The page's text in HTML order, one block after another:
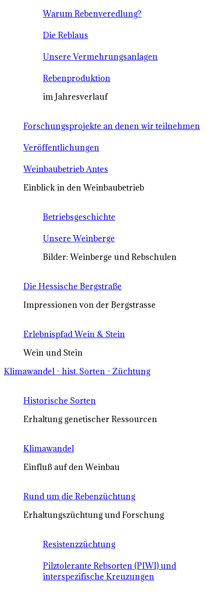
Warum Rebenveredlung?
Die Reblaus
Unsere Vermehrungsanlagen
Rebenproduktion
im Jahresverlauf
Forschungsprojekte an denen wir teilnehmen
Veröffentlichungen
Weinbaubetrieb Antes
Einblick in den Weinbaubetrieb
Betriebsgeschichte
Unsere Weinberge
Bilder: Weinberge und Rebschulen
Die Hessische Bergstraße
Impressionen von der Bergstrasse
Erlebnispfad Wein & Stein
Wein und Stein
Klimawandel - hist. Sorten - Züchtung
Historische Sorten
Erhaltung genetischer Ressourcen
Klimawandel
Einfluß auf den Weinbau
Rund um die Rebenzüchtung
Erhaltungszüchtung und Forschung
Resistenzzüchtung
Pilztolerante Rebsorten (PIWI) und
interspezifische Kreuzungen